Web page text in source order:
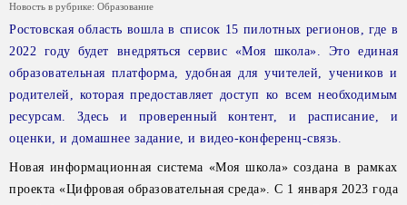
Новость в рубрике: Образование
Ростовская область вошла в список 15 пилотных регионов, где в
2022 году будет внедряться сервис «Моя школа». Это единая
образовательная платформа, удобная для учителей, учеников и
родителей, которая предоставляет доступ ко всем необходимым
ресурсам. Здесь и проверенный контент, и расписание, и
оценки, и домашнее задание, и видео-конференц-связь.
Новая информационная система «Моя школа» создана в рамках
проекта «Цифровая образовательная среда». С 1 января 2023 года